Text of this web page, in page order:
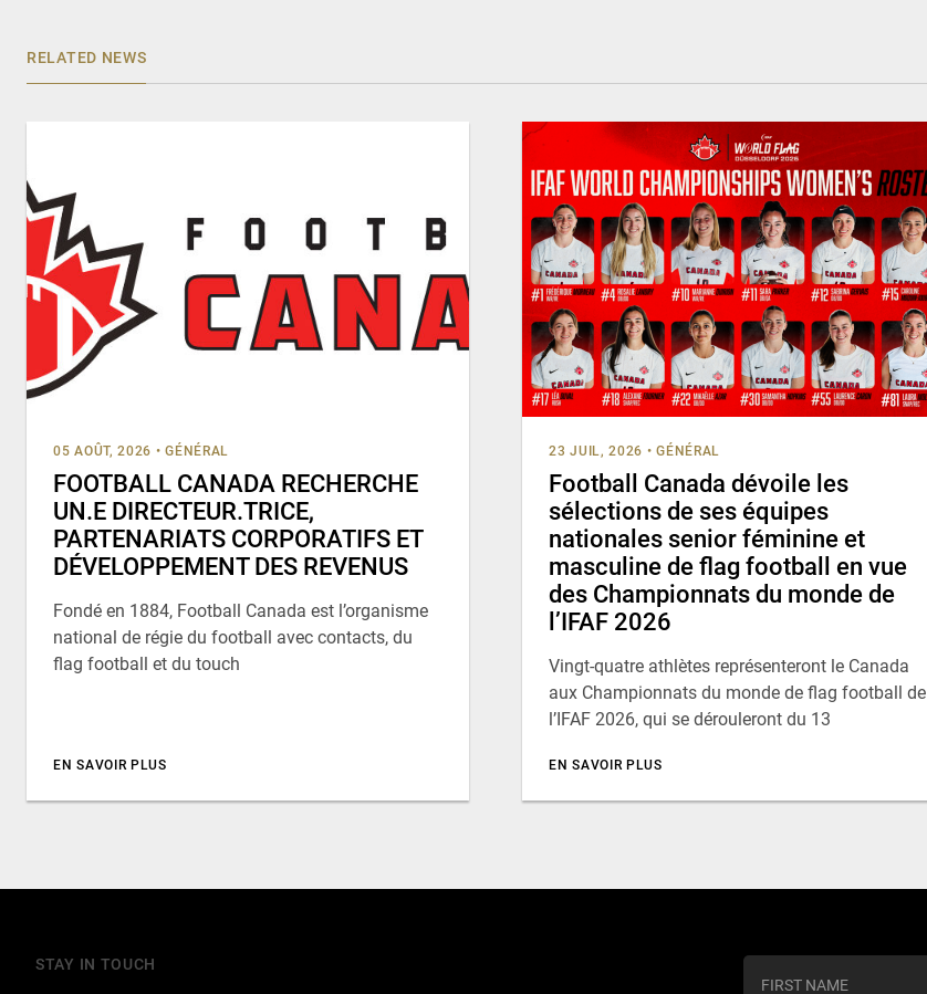
RELATED NEWS
05 AOÛT, 2026 • GÉNÉRAL
FOOTBALL CANADA RECHERCHE
UN.E DIRECTEUR.TRICE,
PARTENARIATS CORPORATIFS ET
DÉVELOPPEMENT DES REVENUS
Fondé en 1884, Football Canada est l’organisme
national de régie du football avec contacts, du
flag football et du touch
EN SAVOIR PLUS
23 JUIL, 2026 • GÉNÉRAL
Football Canada dévoile les
sélections de ses équipes
nationales senior féminine et
masculine de flag football en vue
des Championnats du monde de
l’IFAF 2026
Vingt-quatre athlètes représenteront le Canada
aux Championnats du monde de flag football de
l’IFAF 2026, qui se dérouleront du 13
EN SAVOIR PLUS
STAY IN TOUCH